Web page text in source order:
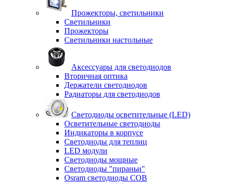
Прожекторы, светильники
Светильники
Прожекторы
Светильники настольные
Аксессуары для светодиодов
Вторичная оптика
Держатели светодиодов
Радиаторы для светодиодов
Светодиоды осветительные (LED)
Осветительные светодиоды
Индикаторы в корпусе
Светодиоды для теплиц
LED модули
Светодиоды мощные
Светодиоды "пираньи"
Osram светодиоды COB